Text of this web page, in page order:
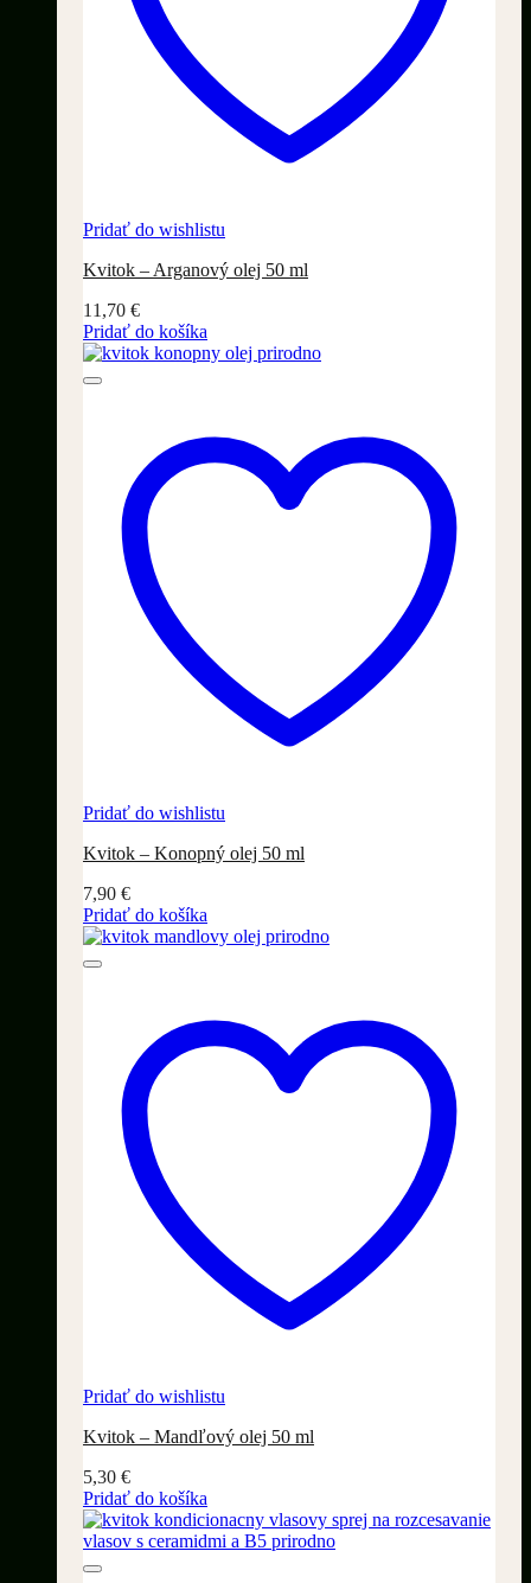
Pridať do wishlistu
Kvitok – Arganový olej 50 ml
11,70 €
Pridať do košíka
Pridať do wishlistu
Kvitok – Konopný olej 50 ml
7,90 €
Pridať do košíka
Pridať do wishlistu
Kvitok – Mandľový olej 50 ml
5,30 €
Pridať do košíka